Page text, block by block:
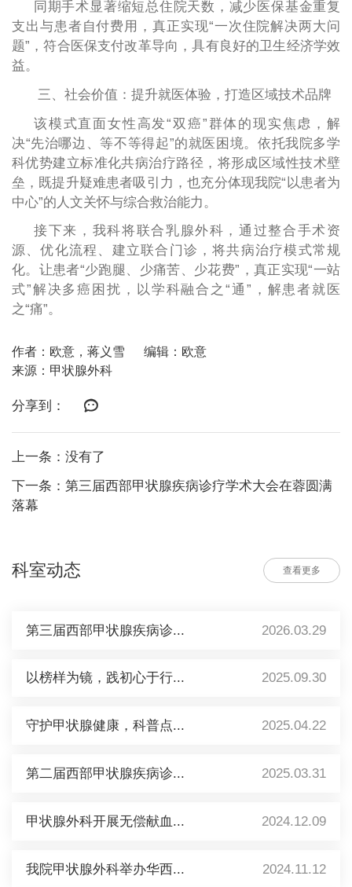
同期手术显著缩短总住院天数，减少医保基金重复
支出与患者自付费用，真正实现“一次住院解决两大问
题”，符合医保支付改革导向，具有良好的卫生经济学效
益。
三、社会价值：提升就医体验，打造区域技术品牌
该模式直面女性高发“双癌”群体的现实焦虑，解
决“先治哪边、等不等得起”的就医困境。依托我院多学
科优势建立标准化共病治疗路径，将形成区域性技术壁
垒，既提升疑难患者吸引力，也充分体现我院“以患者为
中心”的人文关怀与综合救治能力。
接下来，我科将联合乳腺外科，通过整合手术资
源、优化流程、建立联合门诊，将共病治疗模式常规
化。让患者“少跑腿、少痛苦、少花费”，真正实现“一站
式”解决多癌困扰，以学科融合之“通”，解患者就医
之“痛”。
作者：欧意，蒋义雪
编辑：欧意
来源：甲状腺外科
分享到：
上一条：没有了
下一条：第三届西部甲状腺疾病诊疗学术大会在蓉圆满
落幕
科室动态 查看更多
第三届西部甲状腺疾病诊... 2026.03.29
以榜样为镜，践初心于行... 2025.09.30
守护甲状腺健康，科普点... 2025.04.22
第二届西部甲状腺疾病诊... 2025.03.31
甲状腺外科开展无偿献血... 2024.12.09
我院甲状腺外科举办华西... 2024.11.12